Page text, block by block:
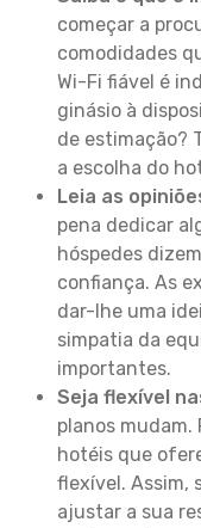
começar a
comodidades
Wi-Fi fiável é
ginásio à
de estimação?
a escolha do
Leia as
pena dedicar
hóspedes
confiança. As
dar-lhe uma
simpatia da
importantes.
Seja flexível
planos mudam.
hotéis que
flexível. Assim,
ajustar a sua